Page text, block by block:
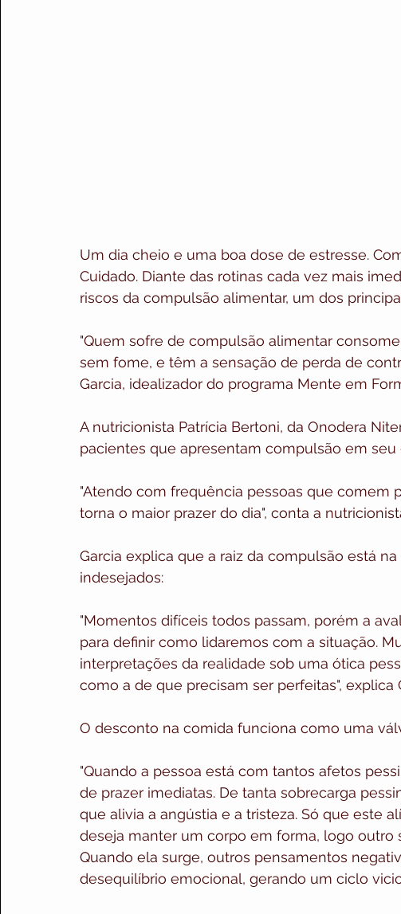
Um dia cheio e uma boa dose de estresse.
Cuidado. Diante das rotinas cada vez mais
riscos da compulsão alimentar, um dos
"Quem sofre de compulsão alimentar
sem fome, e têm a sensação de perda de
Garcia, idealizador do programa Mente em
A nutricionista Patrícia Bertoni, da Onodera
pacientes que apresentam compulsão em seu
"Atendo com frequência pessoas que comem
torna o maior prazer do dia", conta a
Garcia explica que a raiz da compulsão está
indesejados:
"Momentos difíceis todos passam, porém a
para definir como lidaremos com a situação.
interpretações da realidade sob uma ótica
como a de que precisam ser perfeitas", explica
O desconto na comida funciona como uma
"Quando a pessoa está com tantos afetos
de prazer imediatas. De tanta sobrecarga
que alivia a angústia e a tristeza. Só que este
deseja manter um corpo em forma, logo outro
Quando ela surge, outros pensamentos
desequilíbrio emocional, gerando um ciclo